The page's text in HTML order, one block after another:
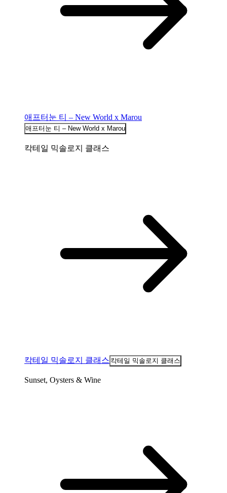
애프터눈 티 – New World x Marou
애프터눈 티 – New World x Marou
칵테일 믹솔로지 클래스
칵테일 믹솔로지 클래스 칵테일 믹솔로지 클래스
Sunset, Oysters & Wine